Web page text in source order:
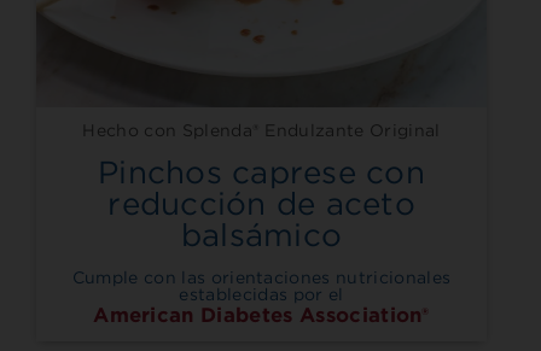
Hecho con Splenda® Endulzante Original
Pinchos caprese con
reducción de aceto
balsámico
Cumple con las orientaciones nutricionales
establecidas por el
American Diabetes Association®